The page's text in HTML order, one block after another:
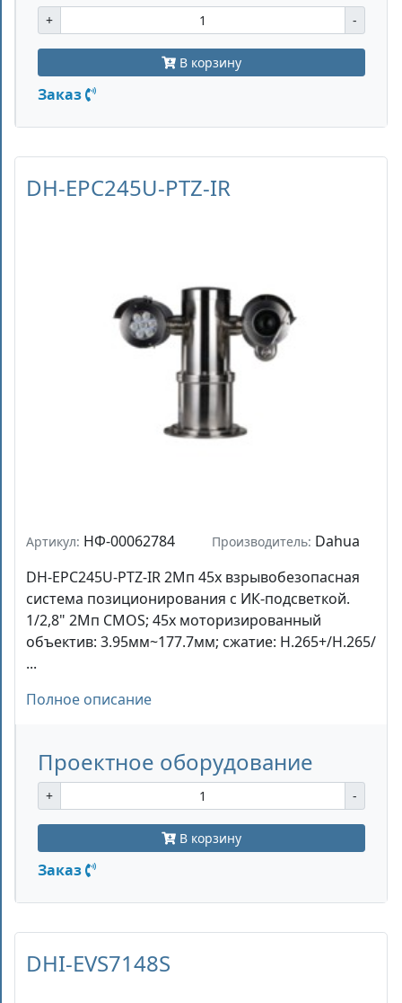
+ -
В корзину
Заказ
DH-EPC245U-PTZ-IR
Артикул: НФ-00062784 Производитель: Dahua
DH-EPC245U-PTZ-IR 2Mп 45x взрывобезопасная
система позиционирования с ИК-подсветкой.
1/2,8" 2Mп CMOS; 45x моторизированный
объектив: 3.95мм~177.7мм; сжатие: H.265+/H.265/
...
Полное описание
Проектное оборудование
+ -
В корзину
Заказ
DHI-EVS7148S